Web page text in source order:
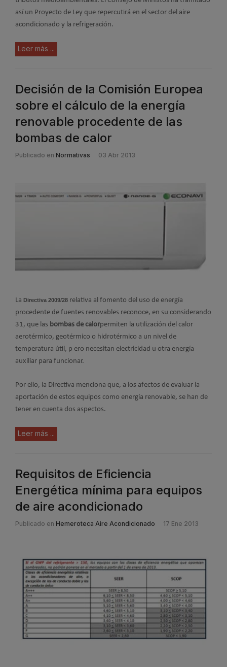
así un Proyecto de Ley que repercutirá en el sector del aire
acondicionado y la refrigeración.
Leer más ...
Decisión de la Comisión Europea
sobre el cálculo de la energía
renovable procedente de las
bombas de calor
Publicado en Normativas 03 Abr 2013
La Directiva 2009/28 relativa al fomento del uso de energía
procedente de fuentes renovables reconoce, en su considerando
31, que las bombas de calorpermiten la utilización del calor
aerotérmico, geotérmico o hidrotérmico a un nivel de
temperatura útil, p ero necesitan electricidad u otra energía
auxiliar para funcionar.
Por ello, la Directiva menciona que, a los afectos de evaluar la
aportación de estos equipos como energía renovable, se han de
tener en cuenta dos aspectos.
Leer más ...
Requisitos de Eficiencia
Energética mínima para equipos
de aire acondicionado
Publicado en Hemeroteca Aire Acondicionado 17 Ene 2013